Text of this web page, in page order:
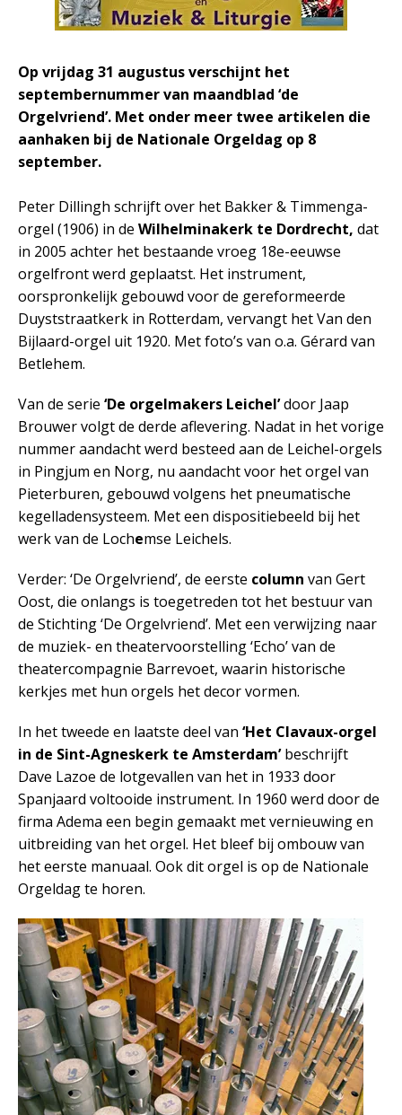
Op vrijdag 31 augustus verschijnt het
septembernummer van maandblad ‘de
Orgelvriend’. Met onder meer twee artikelen die
aanhaken bij de Nationale Orgeldag op 8
september.
Peter Dillingh schrijft over het Bakker & Timmenga-
orgel (1906) in de Wilhelminakerk te Dordrecht, dat
in 2005 achter het bestaande vroeg 18e-eeuwse
orgelfront werd geplaatst. Het instrument,
oorspronkelijk gebouwd voor de gereformeerde
Duyststraatkerk in Rotterdam, vervangt het Van den
Bijlaard-orgel uit 1920. Met foto’s van o.a. Gérard van
Betlehem.
Van de serie ‘De orgelmakers Leichel’door Jaap
Brouwer volgt de derde aflevering. Nadat in het vorige
nummer aandacht werd besteed aan de Leichel-orgels
in Pingjum en Norg, nu aandacht voor het orgel van
Pieterburen, gebouwd volgens het pneumatische
kegelladensysteem. Met een dispositiebeeld bij het
werk van de Lochemse Leichels.
Verder: ‘De Orgelvriend’, de eerste column van Gert
Oost, die onlangs is toegetreden tot het bestuur van
de Stichting ‘De Orgelvriend’. Met een verwijzing naar
de muziek- en theatervoorstelling ‘Echo’ van de
theatercompagnie Barrevoet, waarin historische
kerkjes met hun orgels het decor vormen.
In het tweede en laatste deel van ‘Het Clavaux-orgel
in de Sint-Agneskerk te Amsterdam’beschrijft
Dave Lazoe de lotgevallen van het in 1933 door
Spanjaard voltooide instrument. In 1960 werd door de
firma Adema een begin gemaakt met vernieuwing en
uitbreiding van het orgel. Het bleef bij ombouw van
het eerste manuaal. Ook dit orgel is op de Nationale
Orgeldag te horen.